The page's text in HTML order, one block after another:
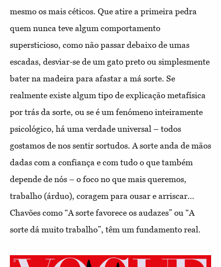
mesmo os mais céticos. Que atire a primeira pedra
quem nunca teve algum comportamento
supersticioso, como não passar debaixo de umas
escadas, desviar-se de um gato preto ou simplesmente
bater na madeira para afastar a má sorte. Se
realmente existe algum tipo de explicação metafísica
por trás da sorte, ou se é um fenómeno inteiramente
psicológico, há uma verdade universal – todos
gostamos de nos sentir sortudos. A sorte anda de mãos
dadas com a confiança e com tudo o que também
depende de nós – o foco no que mais queremos,
trabalho (árduo), coragem para ousar e arriscar…
Chavões como “A sorte favorece os audazes” ou “A
sorte dá muito trabalho”, têm um fundamento real.